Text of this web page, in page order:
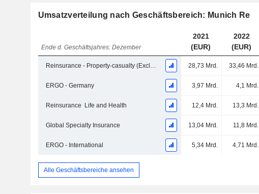
Umsatzverteilung nach Geschäftsbereich: Munich Re
Ende d. Geschäftsjahres: Dezember
2021
(EUR)
2022
(EUR)
Reinsurance - Property-casualty (Excluding Global Specialty Insurance) 28,73 Mrd. 33,46 Mrd.
ERGO - Germany 3,97 Mrd. 4,1 Mrd.
Reinsurance ­ Life and Health 12,4 Mrd. 13,3 Mrd.
Global Specialty Insurance 13,04 Mrd. 11,8 Mrd.
ERGO - International 5,34 Mrd. 4,71 Mrd.
Alle Geschäftsbereiche ansehen